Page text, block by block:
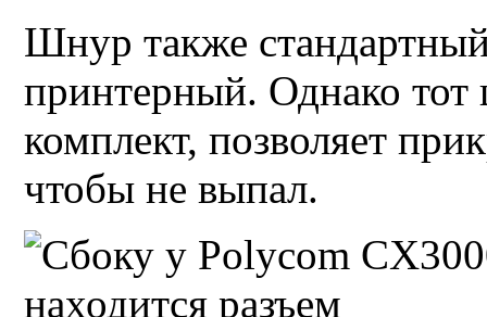
Шнур также
принтерный. Однако
комплект, позволяет
чтобы не выпал.